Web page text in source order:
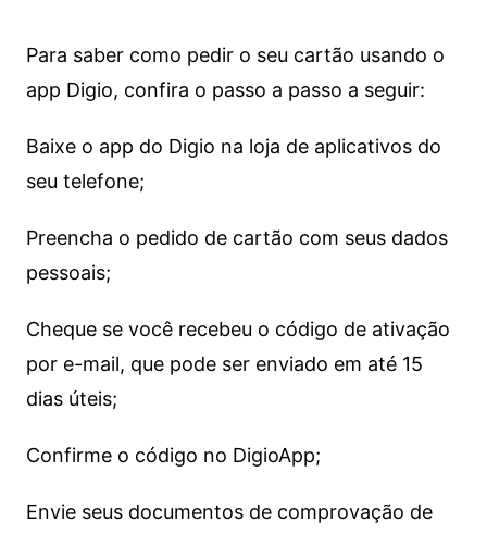
Para saber como pedir o seu cartão usando o
app Digio, confira o passo a passo a seguir:
Baixe o app do Digio na loja de aplicativos do
seu telefone;
Preencha o pedido de cartão com seus dados
pessoais;
Cheque se você recebeu o código de ativação
por e-mail, que pode ser enviado em até 15
dias úteis;
Confirme o código no DigioApp;
Envie seus documentos de comprovação de